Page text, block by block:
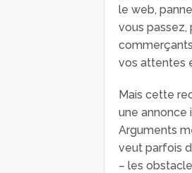
le web,
vous
vos attentes
Mais cette
une annonce
Arguments
veut parfois
– les